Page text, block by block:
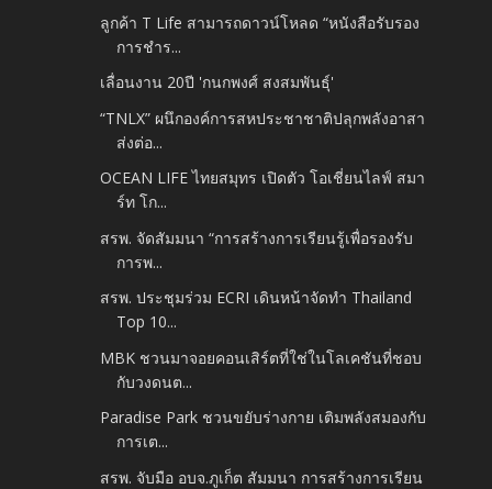
ลูกค้า T Life สามารถดาวน์โหลด “หนังสือรับรอง
การชำร...
เลื่อนงาน 20ปี 'กนกพงศ์ สงสมพันธุ์'
“TNLX” ผนึกองค์การสหประชาชาติปลุกพลังอาสา
ส่งต่อ...
OCEAN LIFE ไทยสมุทร เปิดตัว โอเชี่ยนไลฟ์ สมา
ร์ท โก...
สรพ. จัดสัมมนา “การสร้างการเรียนรู้เพื่อรองรับ
การพ...
สรพ. ประชุมร่วม ECRI เดินหน้าจัดทำ Thailand
Top 10...
MBK ชวนมาจอยคอนเสิร์ตที่ใช่ในโลเคชันที่ชอบ
กับวงดนต...
Paradise Park ชวนขยับร่างกาย เติมพลังสมองกับ
การเต...
สรพ. จับมือ อบจ.ภูเก็ต สัมมนา การสร้างการเรียน